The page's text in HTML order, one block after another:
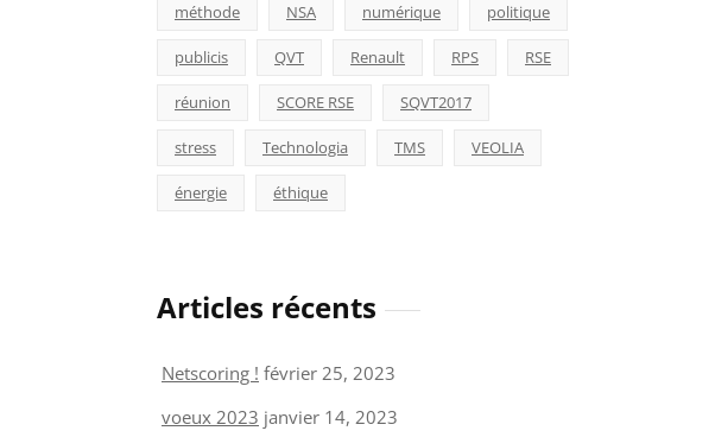
méthode NSA numérique politique
publicis QVT Renault RPS RSE
réunion SCORE RSE SQVT2017
stress Technologia TMS VEOLIA
énergie éthique
Articles récents
Netscoring ! février 25, 2023
voeux 2023 janvier 14, 2023